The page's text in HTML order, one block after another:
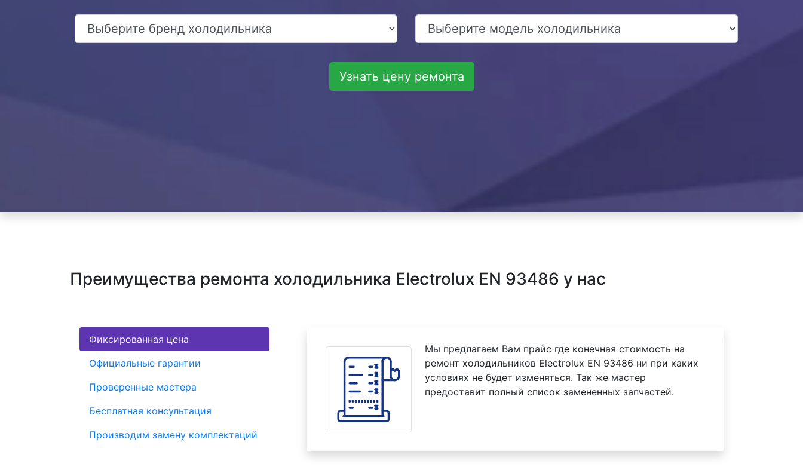
Узнать цену ремонта
Преимущества ремонта холодильника Electrolux EN 93486 у нас
Фиксированная цена
Официальные гарантии
Проверенные мастера
Бесплатная консультация
Производим замену комплектаций
Мы предлагаем Вам прайс где конечная стоимость на
ремонт холодильников Electrolux EN 93486 ни при каких
условиях не будет изменяться. Так же мастер
предоставит полный список замененных запчастей.